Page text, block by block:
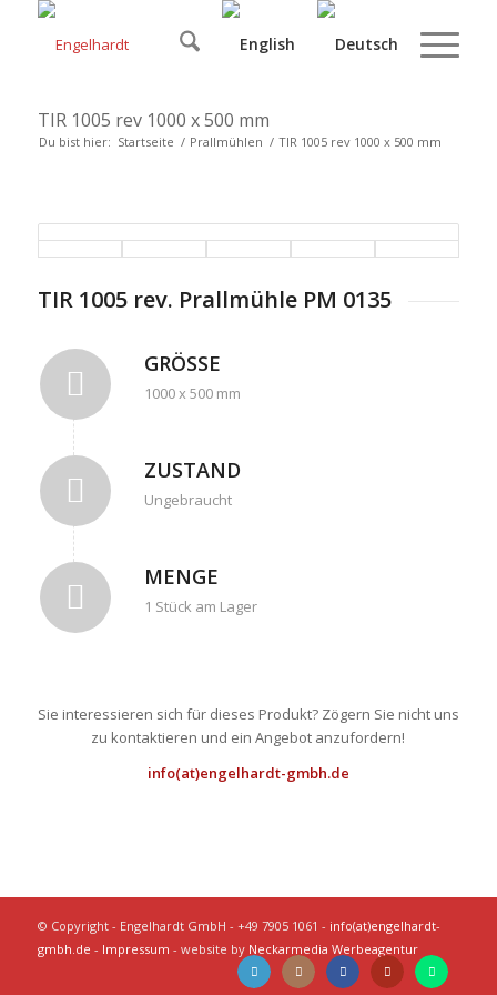
TIR 1005 rev 1000 x 500 mm
Du bist hier: Startseite / Prallmühlen / TIR 1005 rev 1000 x 500 mm
TIR 1005 rev. Prallmühle PM 0135
GRÖSSE
1000 x 500 mm
ZUSTAND
Ungebraucht
MENGE
1 Stück am Lager
Sie interessieren sich für dieses Produkt? Zögern Sie nicht uns
zu kontaktieren und ein Angebot anzufordern!
info(at)engelhardt-gmbh.de
© Copyright - Engelhardt GmbH - +49 7905 1061 - info(at)engelhardt-
gmbh.de - Impressum - website by Neckarmedia Werbeagentur